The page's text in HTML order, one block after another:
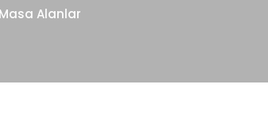
Alanlar